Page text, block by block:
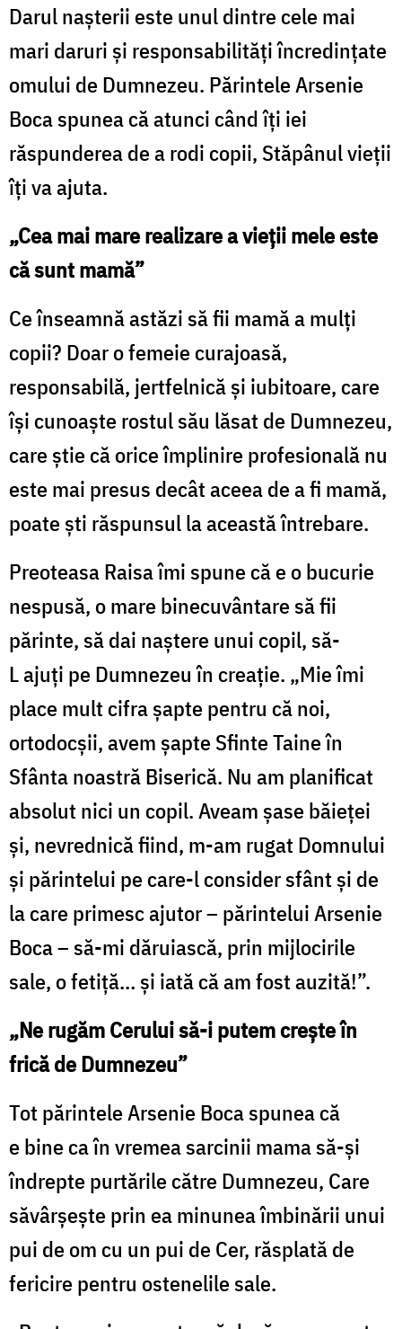
Darul nașterii este unul dintre cele mai
mari daruri și responsabilități încredințate
omului de Dumnezeu. Părintele Arsenie
Boca spunea că atunci când îți iei
răspunderea de a rodi copii, Stăpânul vieții
îți va ajuta.
„Cea mai mare realizare a vieții mele este
că sunt mamă”
Ce înseamnă astăzi să fii mamă a mulți
copii? Doar o femeie curajoasă,
responsabilă, jertfelnică și iubitoare, care
își cunoaște rostul său lăsat de Dumnezeu,
care știe că orice împlinire profesională nu
este mai presus decât aceea de a fi mamă,
poate ști răspunsul la această întrebare.
Preoteasa Raisa îmi spune că e o bucurie
nespusă, o mare binecuvântare să fii
părinte, să dai naștere unui copil, să-
L ajuți pe Dumnezeu în creație. „Mie îmi
place mult cifra șapte pentru că noi,
ortodocșii, avem șapte Sfinte Taine în
Sfânta noastră Biserică. Nu am planificat
absolut nici un copil. Aveam șase băieței
și, nevrednică fiind, m-am rugat Domnului
și părintelui pe care-l consider sfânt și de
la care primesc ajutor – părintelui Arsenie
Boca – să-mi dăruiască, prin mijlocirile
sale, o fetiță… și iată că am fost auzită!”.
„Ne rugăm Cerului să-i putem crește în
frică de Dumnezeu”
Tot părintele Arsenie Boca spunea că
e bine ca în vremea sarcinii mama să-și
îndrepte purtările către Dumnezeu, Care
săvârșește prin ea minunea îmbinării unui
pui de om cu un pui de Cer, răsplată de
fericire pentru ostenelile sale.